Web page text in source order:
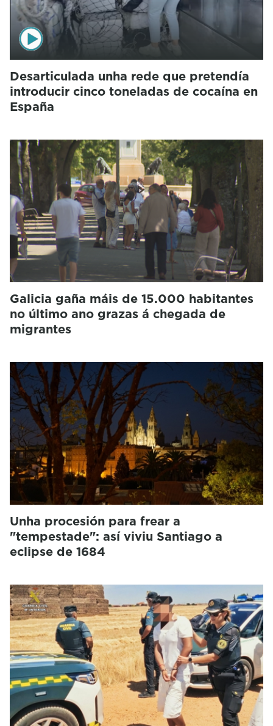
Desarticulada unha rede que pretendía
introducir cinco toneladas de cocaína en
España
Galicia gaña máis de 15.000 habitantes
no último ano grazas á chegada de
migrantes
Unha procesión para frear a
"tempestade": así viviu Santiago a
eclipse de 1684